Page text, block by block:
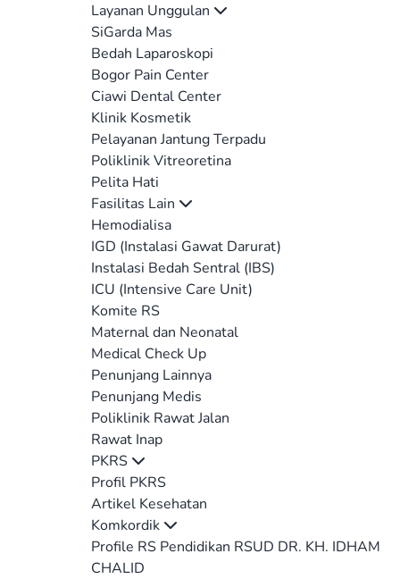
Layanan Unggulan
SiGarda Mas
Bedah Laparoskopi
Bogor Pain Center
Ciawi Dental Center
Klinik Kosmetik
Pelayanan Jantung Terpadu
Poliklinik Vitreoretina
Pelita Hati
Fasilitas Lain
Hemodialisa
IGD (Instalasi Gawat Darurat)
Instalasi Bedah Sentral (IBS)
ICU (Intensive Care Unit)
Komite RS
Maternal dan Neonatal
Medical Check Up
Penunjang Lainnya
Penunjang Medis
Poliklinik Rawat Jalan
Rawat Inap
PKRS
Profil PKRS
Artikel Kesehatan
Komkordik
Profile RS Pendidikan RSUD DR. KH. IDHAM
CHALID